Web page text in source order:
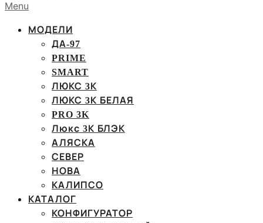
Menu
МОДЕЛИ
ДА-97
PRIME
SMART
ЛЮКС 3К
ЛЮКС 3К БЕЛАЯ
PRO 3K
Люкс 3К БЛЭК
АЛЯСКА
СЕВЕР
НОВА
КАЛИПСО
КАТАЛОГ
КОНФИГУРАТОР